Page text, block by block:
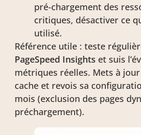
pré-chargement des
critiques, désactiver ce
utilisé.
Référence utile : teste
PageSpeed Insights et suis
métriques réelles. Mets à
cache et revois sa
mois (exclusion des pages
préchargement).